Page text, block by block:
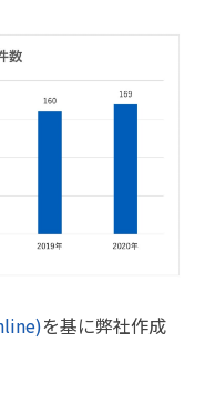
を基に弊社作成